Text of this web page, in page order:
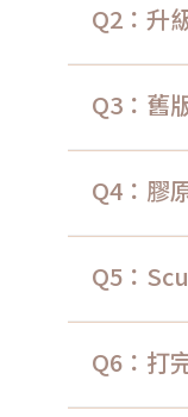
Q2：升
Q3：舊
Q4：膠
Q5：
Q6：打